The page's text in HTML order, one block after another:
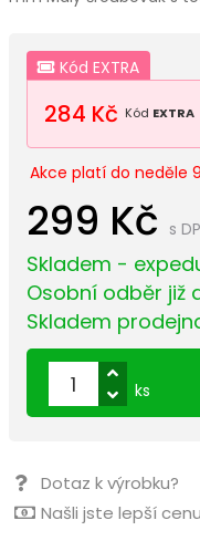
Kód EXTRA
284 Kč Kód EXTRA
Akce platí do neděle
299 Kč s
Skladem -
Osobní odběr již
Skladem
ks
Dotaz k výrobku?
Našli jste lepší